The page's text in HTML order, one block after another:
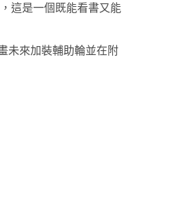
這是一個既能看書又能
未來加裝輔助輪並在附